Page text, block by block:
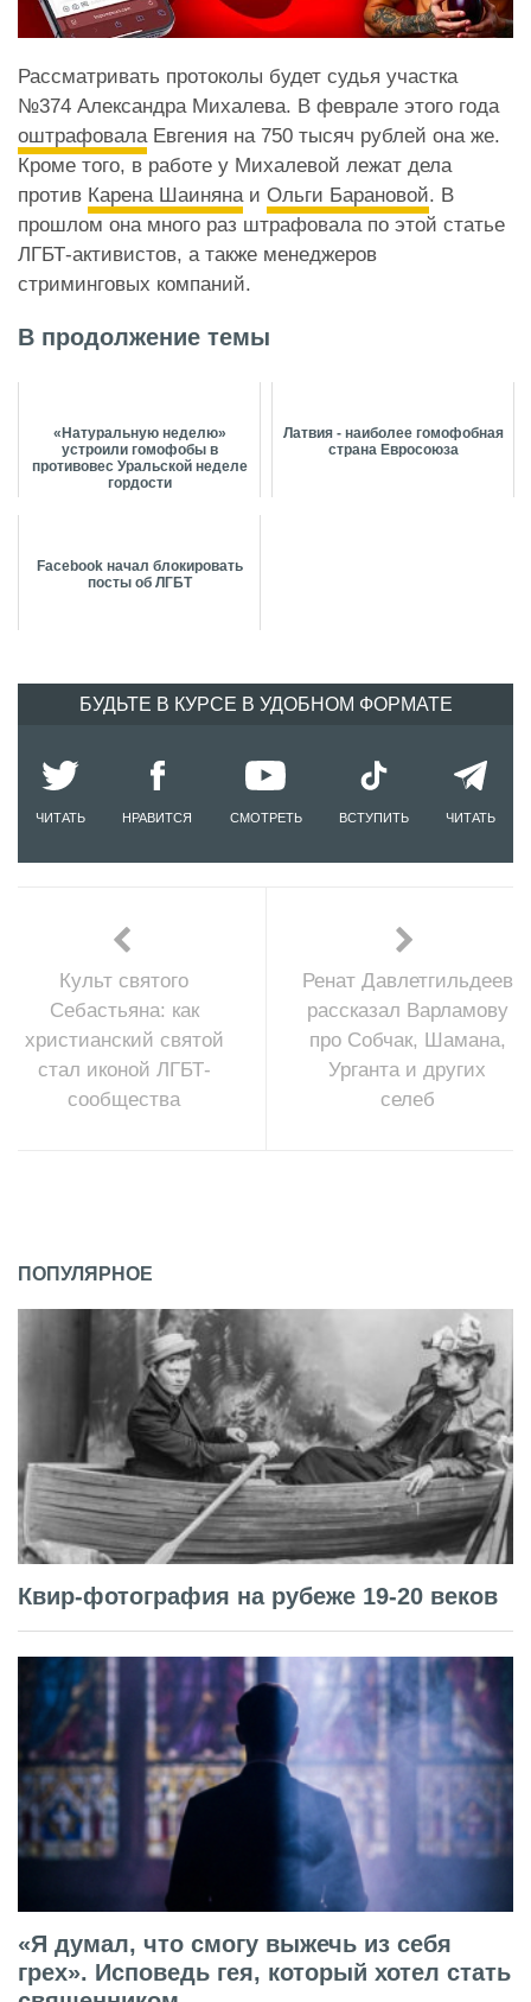
Рассматривать протоколы будет судья участка
№374 Александра Михалева. В феврале этого года
оштрафовалаЕвгения на 750 тысяч рублей она же.
Кроме того, в работе у Михалевой лежат дела
против Карена Шаинянаи Ольги Барановой. В
прошлом она много раз штрафовала по этой статье
ЛГБТ-активистов, а также менеджеров
стриминговых компаний.
В продолжение темы
«Натуральную неделю»
устроили гомофобы в
противовес Уральской неделе
гордости
Латвия - наиболее гомофобная
страна Евросоюза
Facebook начал блокировать
посты об ЛГБТ
БУДЬТЕ В КУРСЕ В УДОБНОМ ФОРМАТЕ
ЧИТАТЬ НРАВИТСЯ СМОТРЕТЬ ВСТУПИТЬ ЧИТАТЬ
Культ святого
Себастьяна: как
христианский святой
стал иконой ЛГБТ-
сообщества
Ренат Давлетгильдеев
рассказал Варламову
про Собчак, Шамана,
Урганта и других
селеб
ПОПУЛЯРНОЕ
Квир-фотография на рубеже 19-20 веков
«Я думал, что смогу выжечь из себя
грех». Исповедь гея, который хотел стать